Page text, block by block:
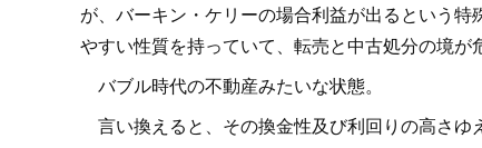
が、バーキン・ケリーの場合利益が出るという
やすい性質を持っていて、転売と中古処分の境が
バブル時代の不動産みたいな状態。
言い換えると、その換金性及び利回りの高さゆ